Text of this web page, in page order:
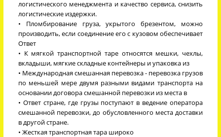
логистического менеджмента и качество сервиса, снизить
логистические издержки.
• Пломбирование груза, укрытого брезентом, можно
производить, если соединение его с кузовом обеспечивает
Ответ
• К мягкой транспортной таре относятся мешки, чехлы,
вкладыши, мягкие складные контейнеры и упаковка из
• Международная смешанная перевозка - перевозка грузов
по меньшей мере двумя разными видами транспорта на
основании договора смешанной перевозки из места в
• Ответ стране, где грузы поступают в ведение оператора
смешанной перевозки, до обусловленного места доставки
в другой стране.
• Жесткая транспортная тара широко